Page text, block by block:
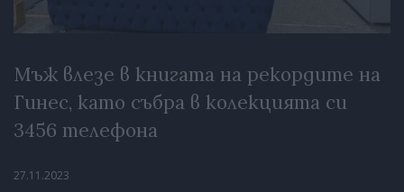
Мъж влезе в книгата на рекордите на
Гинес, като събра в колекцията си
3456 телефона
27.11.2023